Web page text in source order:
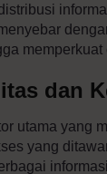
dan
utama yang
yang